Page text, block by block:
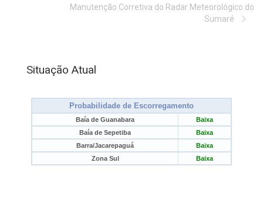
Manutenção Corretiva do Radar Meteorológico do
Sumaré
Situação Atual